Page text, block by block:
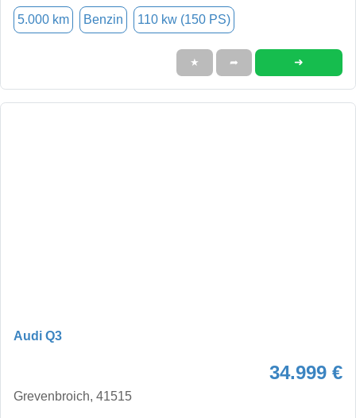
5.000 km Benzin 110 kw (150 PS)
★ ➦ ➜
Audi Q3
34.999 €
Grevenbroich, 41515